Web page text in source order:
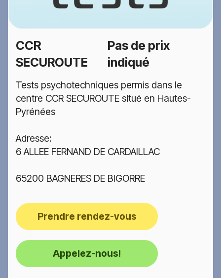
CCR
SECUROUTE
Pas de prix
indiqué
Tests psychotechniques permis dans le
centre CCR SECUROUTE situé en Hautes-
Pyrénées
Adresse:
6 ALLEE FERNAND DE CARDAILLAC
65200 BAGNERES DE BIGORRE
Prendre rendez-vous
Appelez-nous!